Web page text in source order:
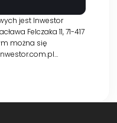
jest Inwestor
Felczaka 11, 71-417
można się